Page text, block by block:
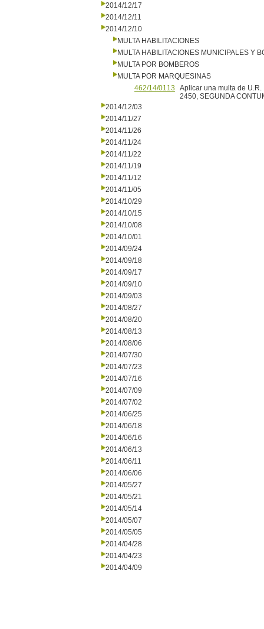
2014/12/17
2014/12/11
2014/12/10
MULTA HABILITACIONES
MULTA HABILITACIONES MUNICIPALES Y
MULTA POR BOMBEROS
MULTA POR MARQUESINAS
462/14/0113
Aplicar una multa de U.R.
2450, SEGUNDA
2014/12/03
2014/11/27
2014/11/26
2014/11/24
2014/11/22
2014/11/19
2014/11/12
2014/11/05
2014/10/29
2014/10/15
2014/10/08
2014/10/01
2014/09/24
2014/09/18
2014/09/17
2014/09/10
2014/09/03
2014/08/27
2014/08/20
2014/08/13
2014/08/06
2014/07/30
2014/07/23
2014/07/16
2014/07/09
2014/07/02
2014/06/25
2014/06/18
2014/06/16
2014/06/13
2014/06/11
2014/06/06
2014/05/27
2014/05/21
2014/05/14
2014/05/07
2014/05/05
2014/04/28
2014/04/23
2014/04/09